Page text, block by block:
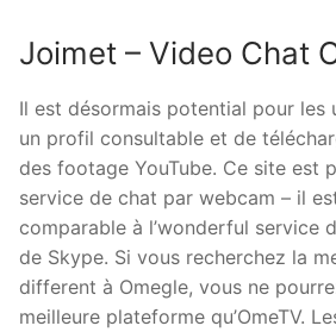
Joimet – Video Chat
Il est désormais potential pour les
un profil consultable et de
des footage YouTube. Ce site est
service de chat par webcam – il
comparable à l’wonderful service
de Skype. Si vous recherchez la
different à Omegle, vous ne
meilleure plateforme qu’OmeTV.